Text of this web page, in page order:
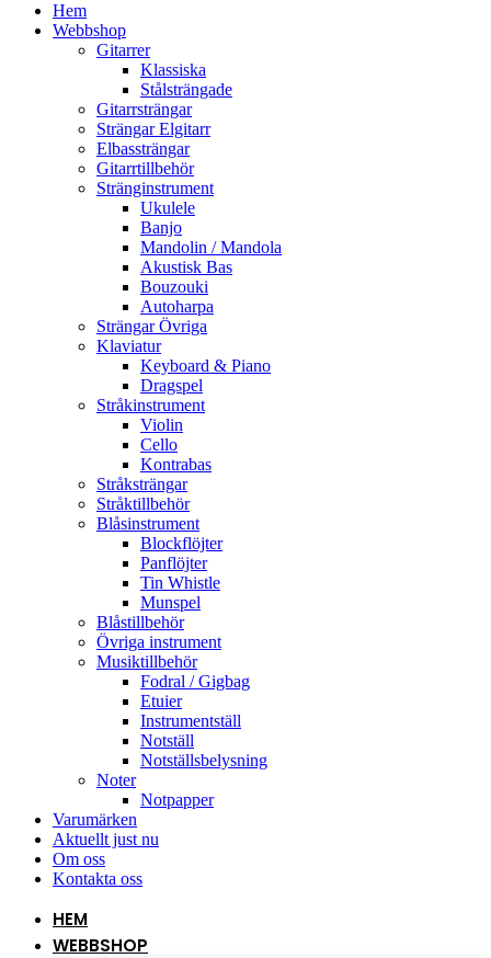
Hem
Webbshop
Gitarrer
Klassiska
Stålsträngade
Gitarrsträngar
Strängar Elgitarr
Elbassträngar
Gitarrtillbehör
Stränginstrument
Ukulele
Banjo
Mandolin / Mandola
Akustisk Bas
Bouzouki
Autoharpa
Strängar Övriga
Klaviatur
Keyboard & Piano
Dragspel
Stråkinstrument
Violin
Cello
Kontrabas
Stråksträngar
Stråktillbehör
Blåsinstrument
Blockflöjter
Panflöjter
Tin Whistle
Munspel
Blåstillbehör
Övriga instrument
Musiktillbehör
Fodral / Gigbag
Etuier
Instrumentställ
Notställ
Notställsbelysning
Noter
Notpapper
Varumärken
Aktuellt just nu
Om oss
Kontakta oss
HEM
WEBBSHOP